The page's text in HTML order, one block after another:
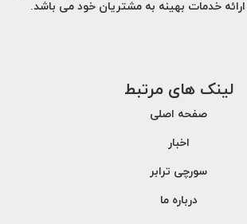
ارائه خدمات بهینه به مشتریان خود می باشد.
لینک های مرتبط
صفحه اصلی
اخبار
سورچی ترابر
درباره ما